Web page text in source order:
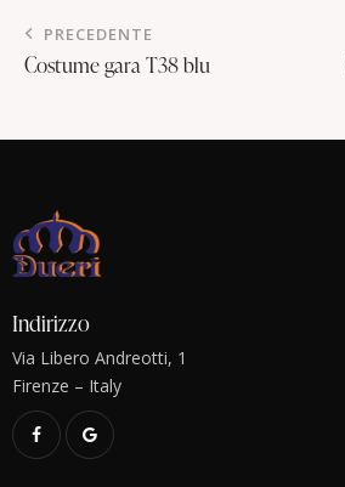
PRECEDENTE
Costume gara T38 blu
Indirizzo
Via Libero Andreotti, 1
Firenze – Italy